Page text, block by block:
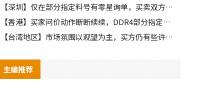
【深圳】仅在部分指定料号有零星询单，买卖双方价格仍有差距
【香港】买家问价动作断断续续，DDR4部分指定颗粒仍有些许询单
【台湾地区】市场氛围以观望为主，买方仍有些许零星询单释出
主编推荐